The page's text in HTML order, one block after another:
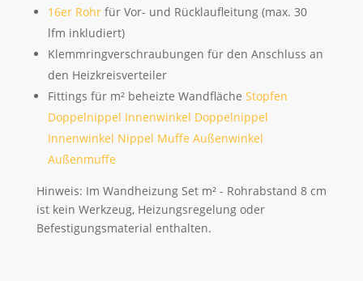
16er Rohr für Vor- und Rücklaufleitung (max. 30
lfm inkludiert)
Klemmringverschraubungen für den Anschluss an
den Heizkreisverteiler
Fittings für m² beheizte Wandfläche Stopfen
Doppelnippel Innenwinkel Doppelnippel
Innenwinkel Nippel Muffe Außenwinkel
Außenmuffe
Hinweis: Im Wandheizung Set m² - Rohrabstand 8 cm
ist kein Werkzeug, Heizungsregelung oder
Befestigungsmaterial enthalten.